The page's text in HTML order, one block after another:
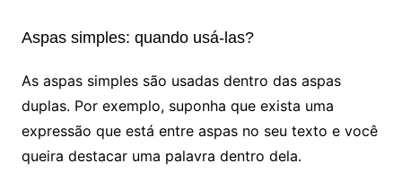
Aspas simples: quando usá-las?
As aspas simples são usadas dentro das aspas
duplas. Por exemplo, suponha que exista uma
expressão que está entre aspas no seu texto e você
queira destacar uma palavra dentro dela.